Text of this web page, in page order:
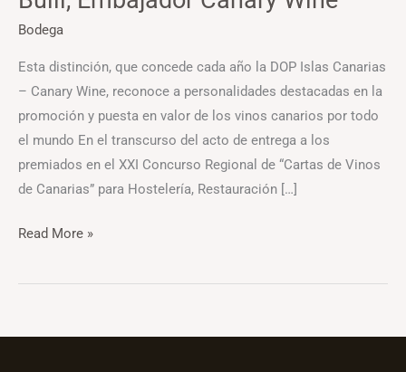
Bodega
Esta distinción, que concede cada año la DOP Islas Canarias
– Canary Wine, reconoce a personalidades destacadas en la
promoción y puesta en valor de los vinos canarios por todo
el mundo En el transcurso del acto de entrega a los
premiados en el XXI Concurso Regional de “Cartas de Vinos
de Canarias” para Hostelería, Restauración […]
Read More »